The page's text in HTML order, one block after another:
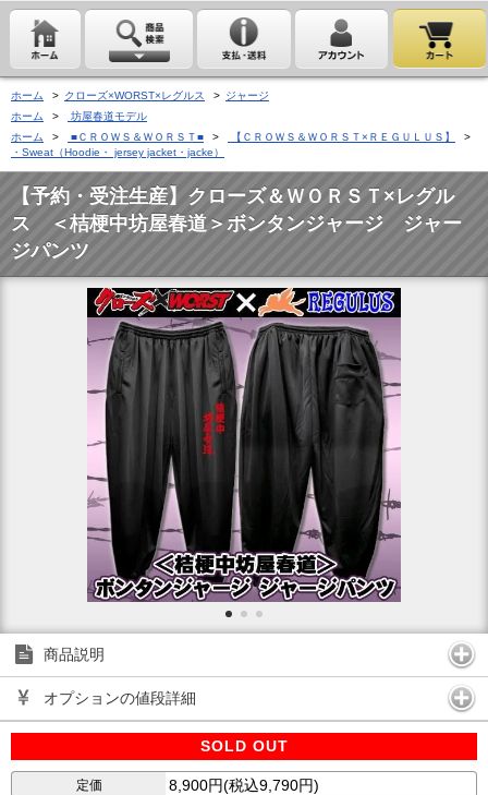
ホーム > クローズ×WORST×レグルス > ジャージ
ホーム
>
坊屋春道モデル
ホーム
> ■ＣＲＯＷＳ＆ＷＯＲＳＴ■ > 【ＣＲＯＷＳ＆ＷＯＲＳＴ×ＲＥＧＵＬＵＳ】
>
・Sweat（Hoodie・ jersey jacket・jacke）
【予約・受注生産】クローズ＆ＷＯＲＳＴ×レグル
ス ＜桔梗中坊屋春道＞ボンタンジャージ ジャー
ジパンツ
商品説明
オプションの値段詳細
SOLD OUT
定価 8,900円(税込9,790円)